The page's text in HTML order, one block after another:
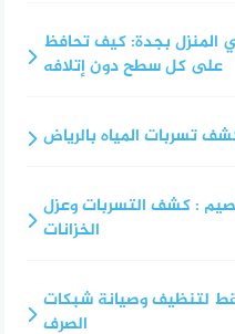
المنزل بجدة: كيف تحافظ
على كل سطح دون إتلافه
تسربات المياه بالرياض
: كشف التسربات وعزل
الخزانات
لتنظيف وصيانة شبكات
الصرف